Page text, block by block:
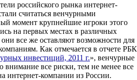
российского рынка интернет-
считаться венчурными
момент крупнейшие игроки этого
на первых местах в различных
все же оставляют возможности для
Как отмечается в отчете РБК
инвестиций, 2011 г.», венчурные
внимание все риски, тем не менее все
интернет-компании из России.